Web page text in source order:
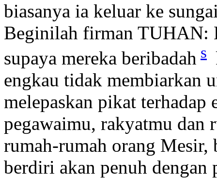
biasanya ia keluar ke
Beginilah firman TUHAN:
supaya mereka beribadah s
engkau tidak membiarkan
melepaskan pikat terhadap
pegawaimu, rakyatmu dan
rumah-rumah orang Mesir,
berdiri akan penuh